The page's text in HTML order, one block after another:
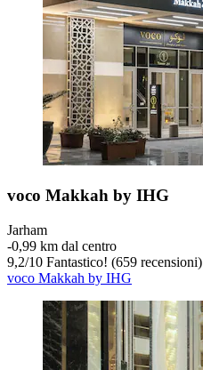
voco Makkah by IHG
Jarham
‐0,99 km dal centro
9,2/10 Fantastico! (659 recensioni)
voco Makkah by IHG